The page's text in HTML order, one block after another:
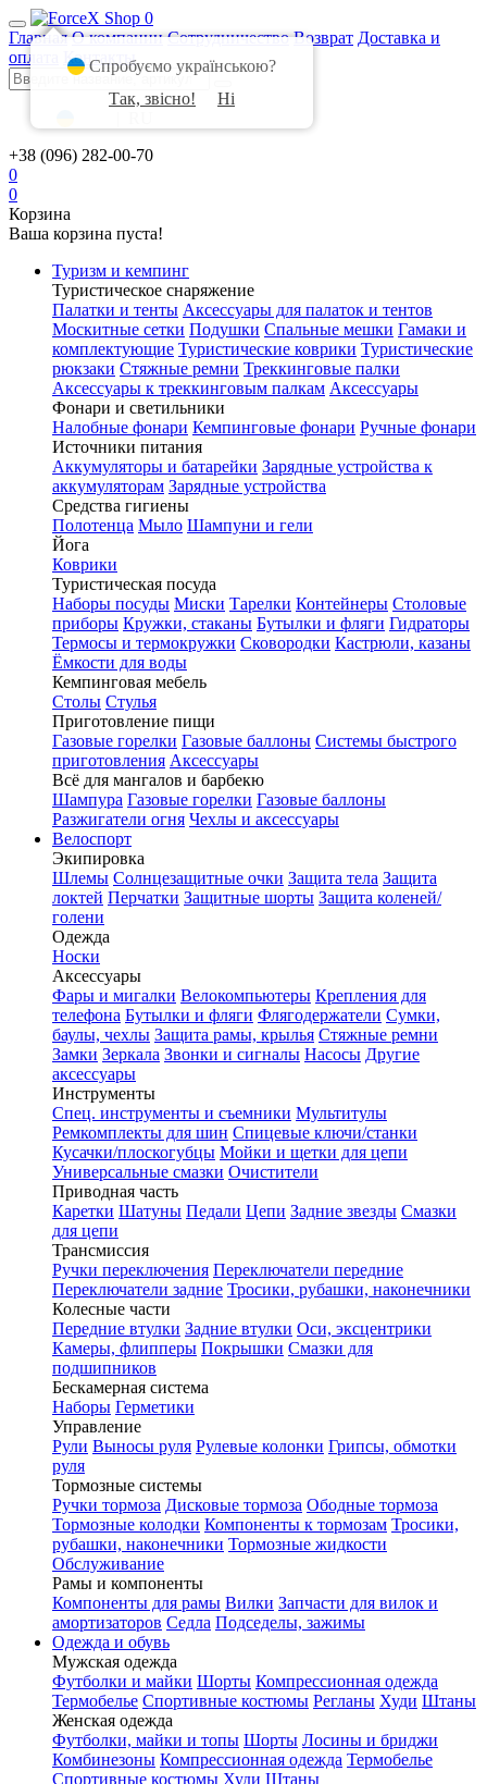
0
Главная О компании Сотрудничество Возврат Доставка и
оплата
Контакты
+38 (096) 282-00-70
0
0
Корзина
Ваша корзина пуста!
Туризм и кемпинг
Туристическое снаряжение
Палатки и тенты Аксессуары для палаток и тентов
Москитные сетки Подушки Спальные мешки Гамаки и
комплектующие Туристические коврики Туристические
рюкзаки Стяжные ремни Треккинговые палки
Аксессуары к треккинговым палкам Аксессуары
Фонари и светильники
Налобные фонари Кемпинговые фонари Ручные фонари
Источники питания
Аккумуляторы и батарейки Зарядные устройства к
аккумуляторам Зарядные устройства
Средства гигиены
Полотенца Мыло Шампуни и гели
Йога
Коврики
Туристическая посуда
Наборы посуды Миски Тарелки Контейнеры Столовые
приборы Кружки, стаканы Бутылки и фляги Гидраторы
Термосы и термокружки Сковородки Кастрюли, казаны
Ёмкости для воды
Кемпинговая мебель
Столы Стулья
Приготовление пищи
Газовые горелки Газовые баллоны Системы быстрого
приготовления Аксессуары
Всё для мангалов и барбекю
Шампура Газовые горелки Газовые баллоны
Разжигатели огня Чехлы и аксессуары
Велоспорт
Экипировка
Шлемы Солнцезащитные очки Защита тела Защита
локтей Перчатки Защитные шорты Защита коленей/
голени
Одежда
Носки
Аксессуары
Фары и мигалки Велокомпьютеры Крепления для
телефона Бутылки и фляги Флягодержатели Сумки,
баулы, чехлы Защита рамы, крылья Стяжные ремни
Замки Зеркала Звонки и сигналы Насосы Другие
аксессуары
Инструменты
Спец. инструменты и съемники Мультитулы
Ремкомплекты для шин Спицевые ключи/станки
Кусачки/плоскогубцы Мойки и щетки для цепи
Универсальные смазки Очистители
Приводная часть
Каретки Шатуны Педали Цепи Задние звезды Смазки
для цепи
Трансмиссия
Ручки переключения Переключатели передние
Переключатели задние Тросики, рубашки, наконечники
Колесные части
Передние втулки Задние втулки Оси, эксцентрики
Камеры, флипперы Покрышки Смазки для
подшипников
Бескамерная система
Наборы Герметики
Управление
Рули Выносы руля Рулевые колонки Грипсы, обмотки
руля
Тормозные системы
Ручки тормоза Дисковые тормоза Ободные тормоза
Тормозные колодки Компоненты к тормозам Тросики,
рубашки, наконечники Тормозные жидкости
Обслуживание
Рамы и компоненты
Компоненты для рамы Вилки Запчасти для вилок и
амортизаторов Седла Подседелы, зажимы
Одежда и обувь
Мужская одежда
Футболки и майки Шорты Компрессионная одежда
Термобелье Спортивные костюмы Регланы Худи Штаны
Женская одежда
Футболки, майки и топы Шорты Лосины и бриджи
Комбинезоны Компрессионная одежда Термобелье
Спортивные костюмы Худи Штаны
Спробуємо українською?
Так, звісно!
Ні